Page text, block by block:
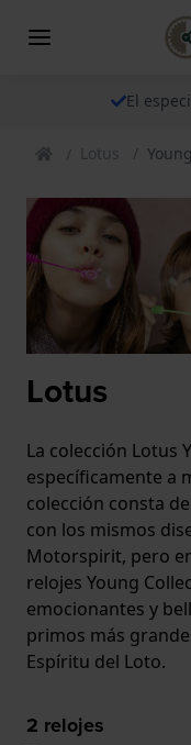
El
Lotus Young
Lotus
La colección Lotus
específicamente a
colección consta
con los mismos
Motorspirit, pero
relojes Young
emocionantes y
primos más
Espíritu del Loto.
2 relojes